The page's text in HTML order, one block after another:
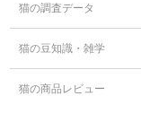
猫の調査データ
猫の豆知識・雑学
猫の商品レビュー